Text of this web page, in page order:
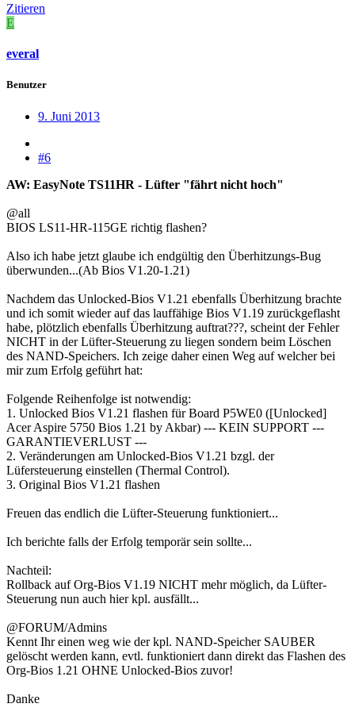
Zitieren
E
everal
Benutzer
9. Juni 2013
#6
AW: EasyNote TS11HR - Lüfter "fährt nicht hoch"
@all
BIOS LS11-HR-115GE richtig flashen?
Also ich habe jetzt glaube ich endgültig den Überhitzungs-Bug
überwunden...(Ab Bios V1.20-1.21)
Nachdem das Unlocked-Bios V1.21 ebenfalls Überhitzung brachte
und ich somit wieder auf das lauffähige Bios V1.19 zurückgeflasht
habe, plötzlich ebenfalls Überhitzung auftrat???, scheint der Fehler
NICHT in der Lüfter-Steuerung zu liegen sondern beim Löschen
des NAND-Speichers. Ich zeige daher einen Weg auf welcher bei
mir zum Erfolg geführt hat:
Folgende Reihenfolge ist notwendig:
1. Unlocked Bios V1.21 flashen für Board P5WE0 ([Unlocked]
Acer Aspire 5750 Bios 1.21 by Akbar) --- KEIN SUPPORT ---
GARANTIEVERLUST ---
2. Veränderungen am Unlocked-Bios V1.21 bzgl. der
Lüfersteuerung einstellen (Thermal Control).
3. Original Bios V1.21 flashen
Freuen das endlich die Lüfter-Steuerung funktioniert...
Ich berichte falls der Erfolg temporär sein sollte...
Nachteil:
Rollback auf Org-Bios V1.19 NICHT mehr möglich, da Lüfter-
Steuerung nun auch hier kpl. ausfällt...
@FORUM/Admins
Kennt Ihr einen weg wie der kpl. NAND-Speicher SAUBER
gelöscht werden kann, evtl. funktioniert dann direkt das Flashen des
Org-Bios 1.21 OHNE Unlocked-Bios zuvor!
Danke